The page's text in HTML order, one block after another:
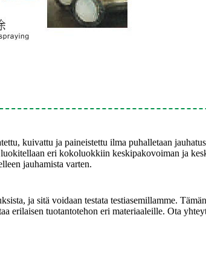
kuivattu ja paineistettu ilma puhalletaan
eri kokoluokkiin keskipakovoiman ja
jauhamista varten.
ja sitä voidaan testata testiasemillamme.
tuotantotehon eri materiaaleille. Ota